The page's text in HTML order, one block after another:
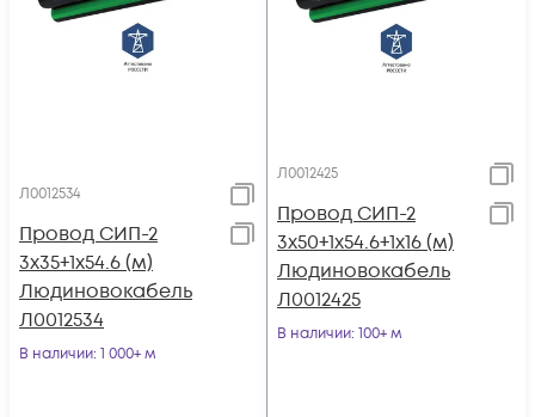
Л0012534
Провод СИП-2
3х35+1х54.6 (м)
Людиновокабель
Л0012534
В наличии: 1 000+ м
Л0012425
Провод СИП-2
3х50+1х54.6+1х16 (м)
Людиновокабель
Л0012425
В наличии: 100+ м